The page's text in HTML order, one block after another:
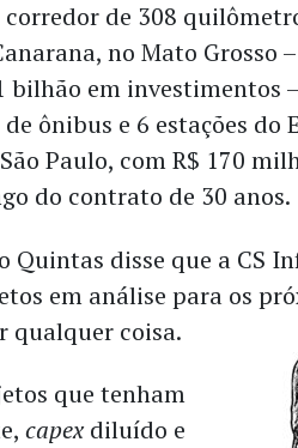
corredor de 308
no Mato Grosso
bilhão em investimentos
ônibus e 6 estações do
Paulo, com R$ 170
do contrato de 30 anos.
Quintas disse que a CS
em análise para os
qualquer coisa.
que tenham
capexdiluído e